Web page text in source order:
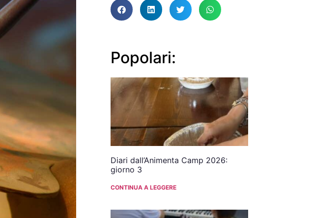
Popolari:
Diari dall’Animenta Camp 2026:
giorno 3
CONTINUA A LEGGERE